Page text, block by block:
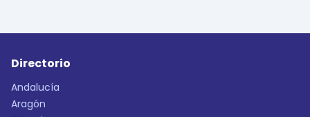
Directorio
Andalucía
Aragón